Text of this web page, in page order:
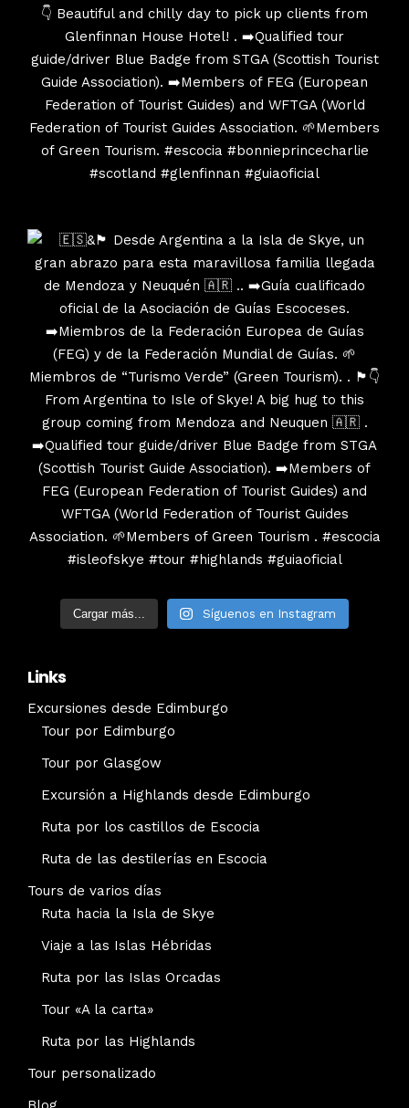
Cargar más... Síguenos en Instagram
Links
Excursiones desde Edimburgo
Tour por Edimburgo
Tour por Glasgow
Excursión a Highlands desde Edimburgo
Ruta por los castillos de Escocia
Ruta de las destilerías en Escocia
Tours de varios días
Ruta hacia la Isla de Skye
Viaje a las Islas Hébridas
Ruta por las Islas Orcadas
Tour «A la carta»
Ruta por las Highlands
Tour personalizado